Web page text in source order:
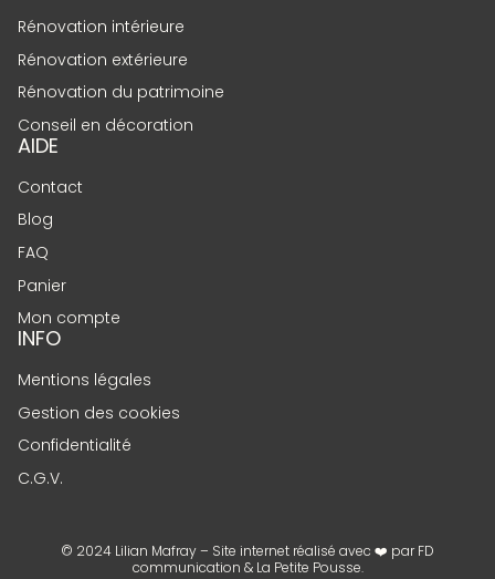
Rénovation intérieure
Rénovation extérieure
Rénovation du patrimoine
Conseil en décoration
AIDE
Contact
Blog
FAQ
Panier
Mon compte
INFO
Mentions légales
Gestion des cookies
Confidentialité
C.G.V.
© 2024 Lilian Mafray – Site internet réalisé avec ❤️ parFD
communication & La Petite Pousse.